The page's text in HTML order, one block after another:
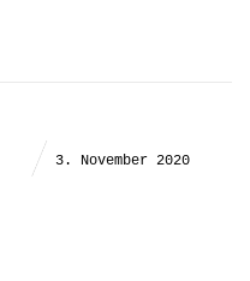
3. November 2020